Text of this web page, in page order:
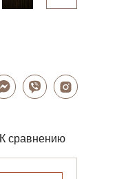
К сравнению